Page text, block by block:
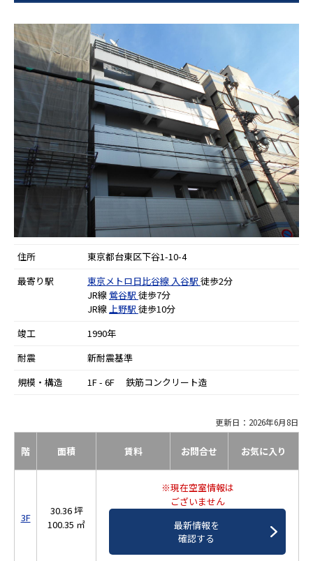
住所
東京都台東区下谷1-10-4
最寄り駅
東京メトロ日比谷線 入谷駅 徒歩2分
JR線 鶯谷駅 徒歩7分
JR線上野駅 徒歩10分
竣工
1990年
耐震
新耐震基準
規模・構造
1F - 6F 鉄筋コンクリート造
更新日：2026年6月8日
階 面積 賃料 お問合せ お気に入り
3F
30.36 坪
100.35 ㎡
※現在空室情報は
ございません
最新情報を
確認する